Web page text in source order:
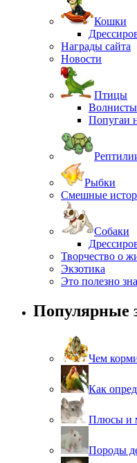
Кошки
Награды сайта
Новости
Птицы
Попугаи
Рыбки
Смешные
Собаки
Творчество о
Экзотика
Это полезно
Популярные
Чем
Как
Плюсы и
Породы